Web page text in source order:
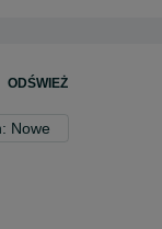
ODŚWIEŻ
Nowe